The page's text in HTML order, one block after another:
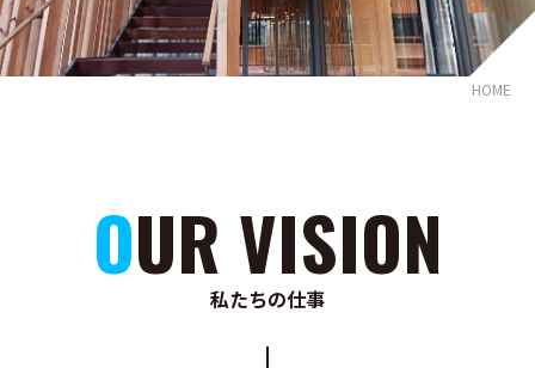
HOME
OUR VISION
私たちの仕事